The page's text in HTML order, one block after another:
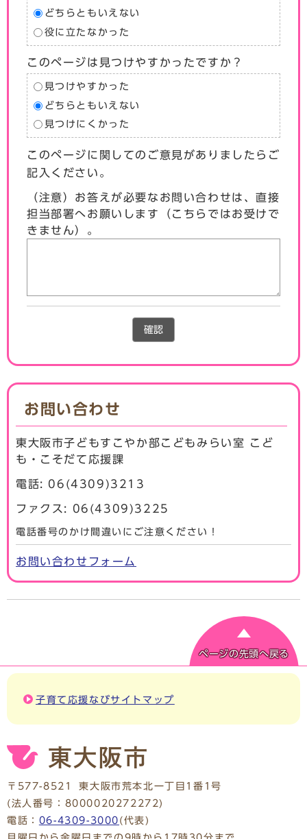
どちらともいえない
役に立たなかった
このページは見つけやすかったですか？
見つけやすかった
どちらともいえない
見つけにくかった
このページに関してのご意見がありましたらご
記入ください。
（注意）お答えが必要なお問い合わせは、直接
担当部署へお願いします（こちらではお受けで
きません）。
確認
お問い合わせ
東大阪市子どもすこやか部こどもみらい室 こど
も・こそだて応援課
電話: 06(4309)3213
ファクス: 06(4309)3225
電話番号のかけ間違いにご注意ください！
お問い合わせフォーム
ページの先頭へ戻る
子育て応援なびサイトマップ
〒577-8521
東大阪市荒本北一丁目1番1号
(法人番号：8000020272272)
電話： 06-4309-3000 (代表)